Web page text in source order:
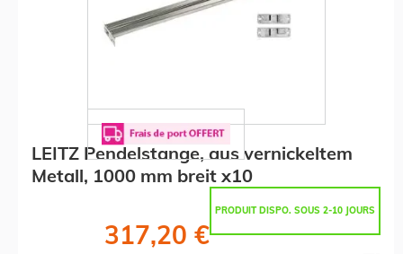
LEITZ Pendelstange, aus vernickeltem
Metall, 1000 mm breit x10
PRODUIT DISPO. SOUS 2-10 JOURS
317,20 €